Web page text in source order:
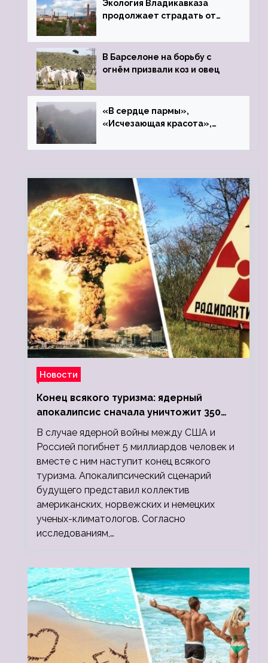
Экология Владикавказа
продолжает страдать от
В Барселоне на борьбу с
огнём призвали коз и овец
«В сердце пармы»,
«Исчезающая красота»,
Новости
Конец всякого туризма: ядерный
апокалипсис сначала уничтожит 350
миллионов, а потом 5 миллиардов
людей
В случае ядерной войны между США и
Россией погибнет 5 миллиардов человек и
вместе с ним наступит конец всякого
туризма. Апокалипсический сценарий
будущего представил коллектив
американских, норвежских и немецких
ученых-климатологов. Согласно
исследованиям,…